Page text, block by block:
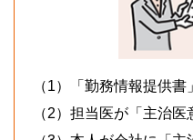
（1）
「勤務情報提供
（2） 担当医が「主治医